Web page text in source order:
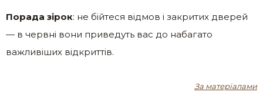
Порада зірок: не бійтеся відмов і закритих дверей
— в червні вони приведуть вас до набагато
важливіших відкриттів.
За матеріалами